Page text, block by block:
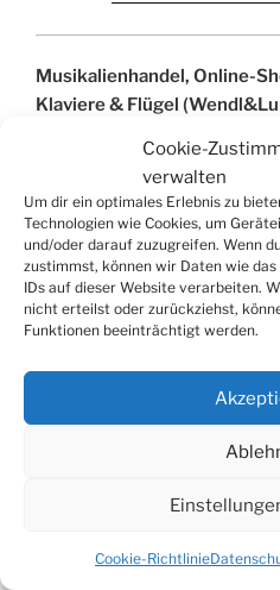
Cookie-
verwalten
Um dir ein optimales Erlebnis zu
Technologien wie Cookies, um
und/oder darauf zuzugreifen. Wenn
zustimmst, können wir Daten wie
IDs auf dieser Website verarbeiten.
nicht erteilst oder zurückziehst,
Funktionen beeinträchtigt werden.
Cookie-Richtlinie
Musikalienhandel, Online-
Klaviere & Flügel
Versandkostenfreie
Kostenfreier Lieferservice in
Kissingen möglich.
SUCHE